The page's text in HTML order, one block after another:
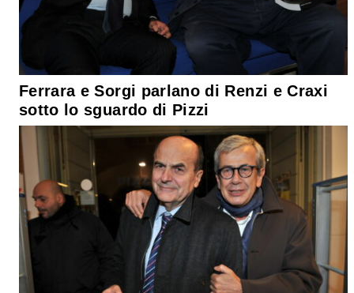
Ferrara e Sorgi parlano di Renzi e Craxi
sotto lo sguardo di Pizzi